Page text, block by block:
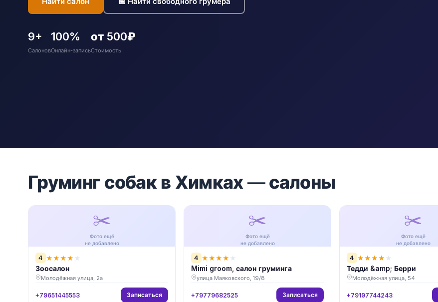
9+
Салонов
100%
Онлайн-запись
от 500₽
Стоимость
Груминг собак в Химках — салоны
✂️
Фото ещё
не добавлено
4 ★★★★ ★
Зоосалон
Молодёжная улица, 2а
+79651445553 Записаться
✂️
Фото ещё
не добавлено
4 ★★★★ ★
Mimi groom, салон груминга
улица Маяковского, 19/8
+79779682525 Записаться
✂️
Фото ещё
не добавлено
4 ★★★★ ★
Тедди &amp; Берри
Молодёжная улица, 54
+79197744243